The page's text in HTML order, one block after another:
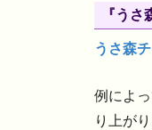
『う
うさ森
例によ
り上が